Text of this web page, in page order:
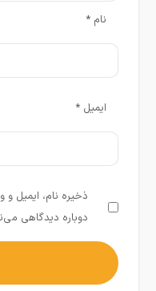
نام*
ایمیل*
ذخیره نام، ایمیل
دوباره دیدگاهی